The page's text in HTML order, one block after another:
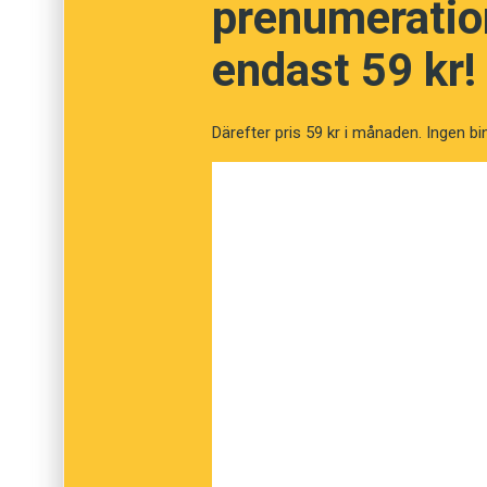
Kultivera
endast 59 kr!
Därefter pris 59 kr i månaden. Ingen